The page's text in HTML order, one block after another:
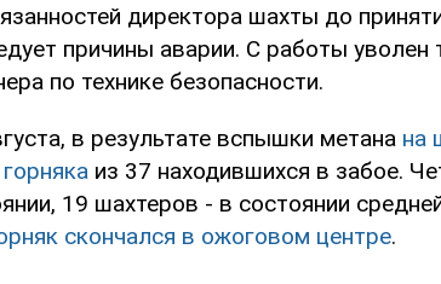
директора шахты до
причины аварии. С работы уволен
по технике безопасности.
в результате вспышки метана на
из 37 находившихся в забое.
19 шахтеров - в состоянии
скончался в ожоговом центре.